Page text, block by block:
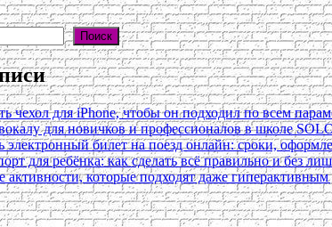
Поиск
чехол для iPhone, чтобы он подходил по всем
для новичков и профессионалов в школе
электронный билет на поезд онлайн: сроки,
для ребёнка: как сделать всё правильно и без
активности, которые подходят даже гиперактивным